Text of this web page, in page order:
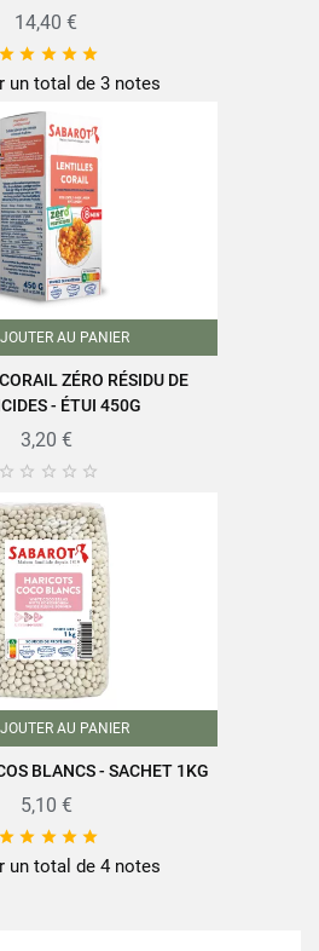
14,40 €
    
un total de 3 notes
AU PANIER
ZÉRO RÉSIDU DE
- ÉTUI 450G
3,20 €
    
AU PANIER
BLANCS - SACHET 1KG
5,10 €
    
un total de 4 notes